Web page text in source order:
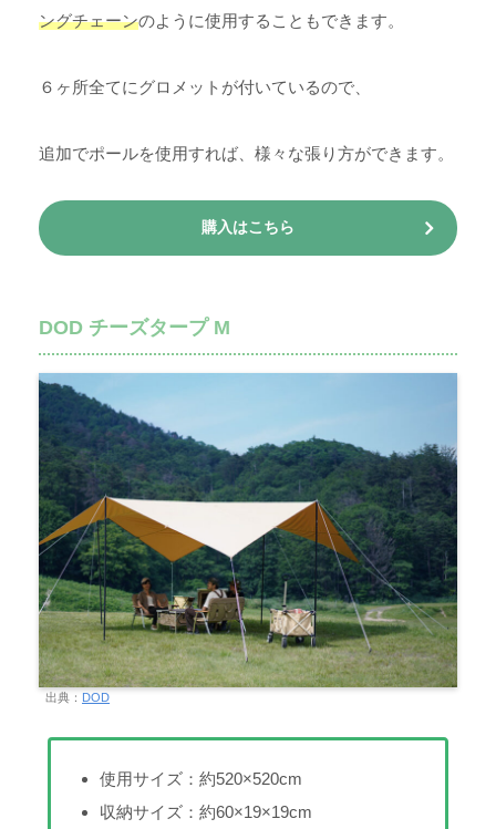
ングチェーンのように使用することもできます。
６ヶ所全てにグロメットが付いているので、
追加でポールを使用すれば、様々な張り方ができます。
購入はこちら
DOD チーズタープ M
出典： DOD
使用サイズ：約520×520cm
収納サイズ：約60×19×19cm